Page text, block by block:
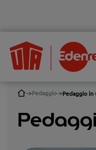
Pedaggio Pedaggio in